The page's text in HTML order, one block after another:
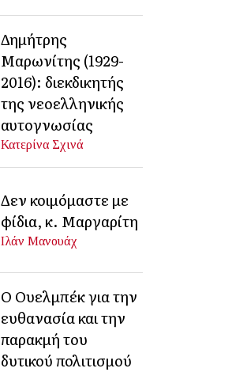
Δημήτρης
Μαρωνίτης (1929-
2016): διεκδικητής
της νεοελληνικής
αυτογνωσίας
Κατερίνα Σχινά
Δεν κοιμόμαστε με
φίδια, κ. Μαργαρίτη
Ιλάν Μανουάχ
Ο Ουελμπέκ για την
ευθανασία και την
παρακμή του
δυτικού πολιτισμού